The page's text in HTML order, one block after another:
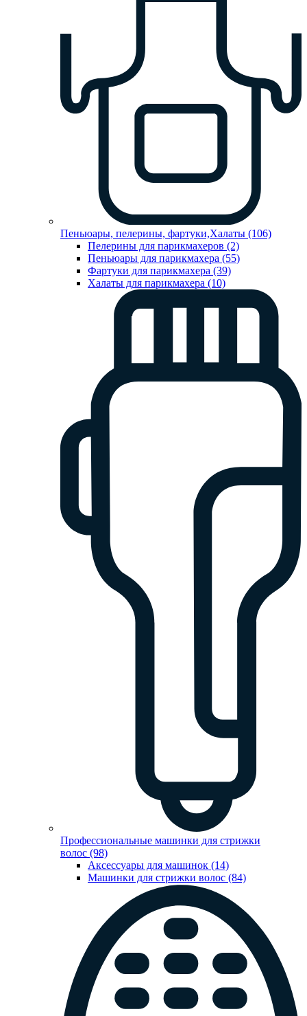
Пеньюары, пелерины, фартуки,Халаты (106)
Пелерины для парикмахеров (2)
Пеньюары для парикмахера (55)
Фартуки для парикмахера (39)
Халаты для парикмахера (10)
Профессиональные машинки для стрижки
волос (98)
Аксессуары для машинок (14)
Машинки для стрижки волос (84)